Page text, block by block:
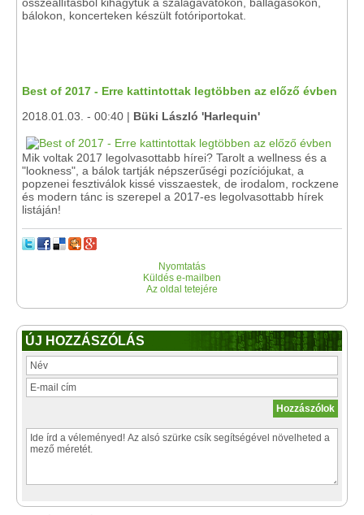
bálokon, koncerteken készült fotóriportokat.
Best of 2017 - Erre kattintottak legtöbben az előző évben
2018.01.03. - 00:40 | Büki László 'Harlequin'
Mik voltak 2017 legolvasottabb hírei? Tarolt a wellness és a
"lookness", a bálok tartják népszerűségi pozíciójukat, a
popzenei fesztiválok kissé visszaestek, de irodalom, rockzene
és modern tánc is szerepel a 2017-es legolvasottabb hírek
listáján!
Nyomtatás
Küldés e-mailben
Az oldal tetejére
ÚJ HOZZÁSZÓLÁS